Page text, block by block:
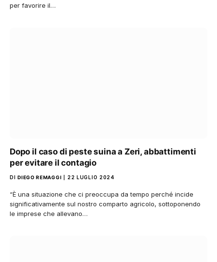
per favorire il…
Dopo il caso di peste suina a Zeri, abbattimenti
per evitare il contagio
DI DIEGO REMAGGI 22 LUGLIO 2024
“È una situazione che ci preoccupa da tempo perché incide
significativamente sul nostro comparto agricolo, sottoponendo
le imprese che allevano…